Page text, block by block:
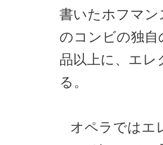
書いたホフマ
のコンビの独
品以上に、エ
る。
オペラではエ